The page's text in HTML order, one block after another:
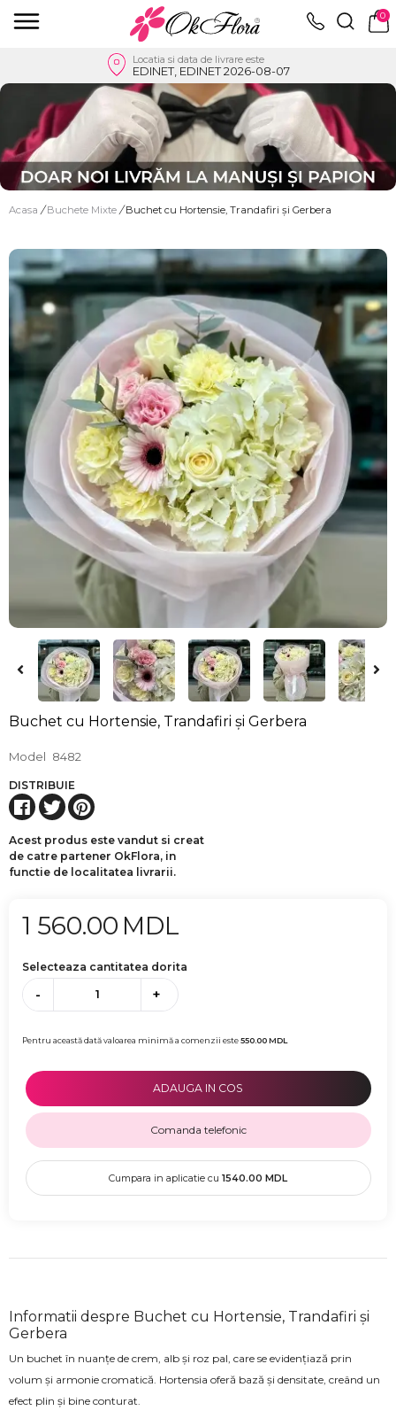
0
Locatia si data de livrare este
EDINET, EDINET 2026-08-07
Acasa / Buchete Mixte / Buchet cu Hortensie, Trandafiri și Gerbera
Buchet cu Hortensie, Trandafiri și Gerbera
Model 8482
DISTRIBUIE
Acest produs este vandut si creat
de catre partener OkFlora, in
functie de localitatea livrarii.
1 560.00 MDL
Selecteaza cantitatea dorita
- +
Pentru această dată valoarea minimă a comenzii este550.00MDL
ADAUGA IN COS
Comanda telefonic
Cumpara in aplicatie cu 1540.00 MDL
Informatii despre Buchet cu Hortensie, Trandafiri și
Gerbera
Un buchet în nuanțe de crem, alb și roz pal, care se evidențiază prin
volum și armonie cromatică. Hortensia oferă bază și densitate, creând un
efect plin și bine conturat.